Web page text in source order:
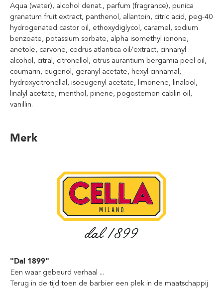
Aqua (water), alcohol denat., parfum (fragrance), punica
granatum fruit extract, panthenol, allantoin, citric acid, peg-40
hydrogenated castor oil, ethoxydiglycol, caramel, sodium
benzoate, potassium sorbate, alpha isomethyl ionone,
anetole, carvone, cedrus atlantica oil/extract, cinnanyl
alcohol, citral, citronellol, citrus aurantium bergamia peel oil,
coumarin, eugenol, geranyl acetate, hexyl cinnamal,
hydroxycitronellal, isoeugenyl acetate, limonene, linalool,
linalyl acetate, menthol, pinene, pogostemon cablin oil,
vanillin.
Merk
"Dal 1899"
Een waar gebeurd verhaal ...
Terug in de tijd toen de barbier een plek in de maatschappij